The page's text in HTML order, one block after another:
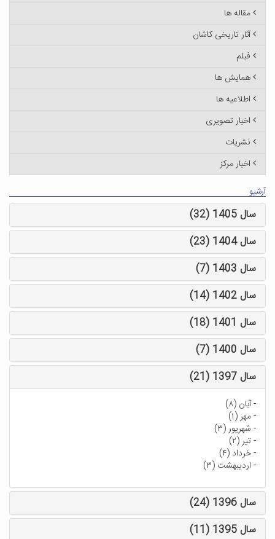
مقاله ها
آثار تاریخی کاشان
فیلم
همایش ها
اطلاعیه ها
اخبار تصویری
نشریات
اخبار مرکز
آرشیو
سال 1405 (32)
سال 1404 (23)
سال 1403 (7)
سال 1402 (14)
سال 1401 (18)
سال 1400 (7)
سال 1397 (21)
-آبان (۸)
-مهر (۱)
- شهریور (۳)
-تیر (۲)
-خرداد (۴)
- اردیبهشت (۳)
سال 1396 (24)
سال 1395 (11)